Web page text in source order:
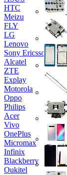
HTC
Meizu
FLY
LG
Lenovo
Sony Ericsson
Alcatel
ZTE
Explay
Motorola
Oppo
Philips
Acer
Vivo
OnePlus
Micromax
Infinix
Blackberry
Oukitel